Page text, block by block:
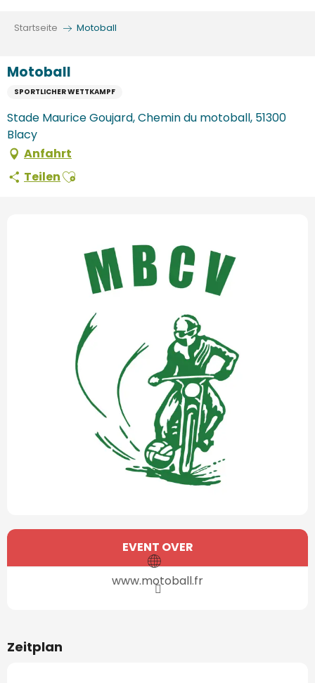
Startseite Motoball
Motoball
SPORTLICHER WETTKAMPF
Stade Maurice Goujard, Chemin du motoball, 51300
Blacy
Anfahrt
TeilenAjouter aux favoris
Öffnungszeiten & Kontaktdaten
EVENT OVER
www.motoball.fr
Zeitplan